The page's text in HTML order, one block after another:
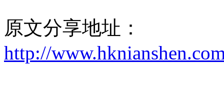
原文分享地址：
http://